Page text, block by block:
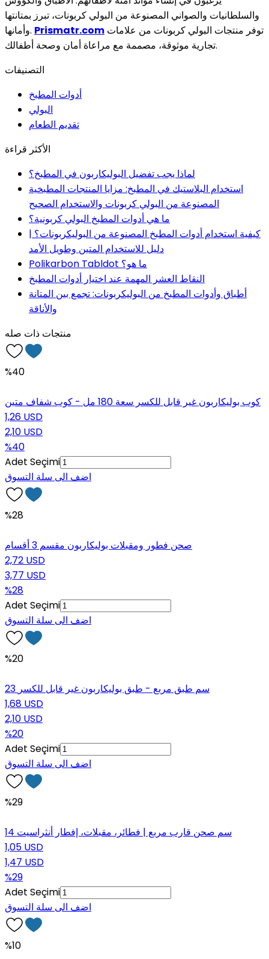
والسلطانيات والصواني المصنوعة من البولي كربونات، تبرز بمتانتها
وأمانها. Prismatr.com
تجارية موثوقة، مصممة مع مراعاة أمان وصحة أطفالك.
التصنيفات
أدوات المطبخ
البولي
تقديم الطعام
الأكثر قراءة
لماذا يجب تفضيل البوليكاربون في المطبخ؟
استخدام البلاستيك في المطبخ: مزايا المنتجات المطبخية
المصنوعة من البولي كربونات والاستخدام الصحيح
ما هي أدوات المطبخ البولي كربونية؟
كيفية استخدام أدوات المطبخ المصنوعة من البوليكربونات؟ |
دليل للاستخدام المتين وطويل الأمد
Polikarbon Tabldot ما هو؟
النقاط العشر المهمة عند اختيار أدوات المطبخ
أطباق وأدوات المطبخ من البوليكربونات: تجمع بين المتانة
والأناقة
منتجات ذات صله
%40
كوب بوليكاربون غير قابل للكسر سعة 180 مل - كوب شفاف متين
1,26 USD
2,10 USD
%40
Adet Seçimi
اضف الى سلة التسوق
%28
صحن فطور ومقبلات بوليكاربون مقسم 3 أقسام
2,72 USD
3,77 USD
%28
Adet Seçimi
اضف الى سلة التسوق
%20
23 سم طبق مربع - طبق بوليكاربون غير قابل للكسر
1,68 USD
2,10 USD
%20
Adet Seçimi
اضف الى سلة التسوق
%29
14 سم صحن قارب مربع | فطائر، مقبلات، إفطار أنثراسيت
1,05 USD
1,47 USD
%29
Adet Seçimi
اضف الى سلة التسوق
%10